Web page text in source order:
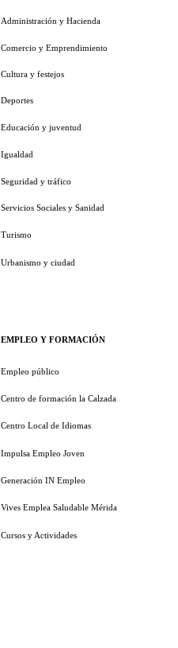
Administración y Hacienda
Comercio y Emprendimiento
Cultura y festejos
Deportes
Educación y juventud
Igualdad
Seguridad y tráfico
Servicios Sociales y Sanidad
Turismo
Urbanismo y ciudad
EMPLEO Y FORMACIÓN
Empleo público
Centro de formación la Calzada
Centro Local de Idiomas
Impulsa Empleo Joven
Generación IN Empleo
Vives Emplea Saludable Mérida
Cursos y Actividades